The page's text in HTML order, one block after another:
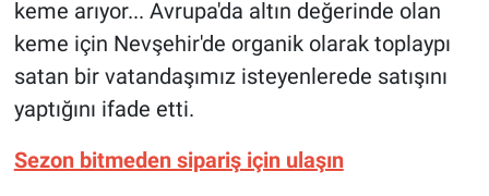
keme arıyor... Avrupa'da altın değerinde olan
keme için Nevşehir'de organik olarak toplaypı
satan bir vatandaşımız isteyenlerede satışını
yaptığını ifade etti.
Sezon bitmeden sipariş için ulaşın
Kültür - Sanat
Politika